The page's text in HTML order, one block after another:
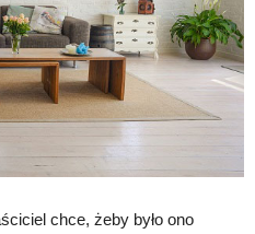
chce, żeby było ono